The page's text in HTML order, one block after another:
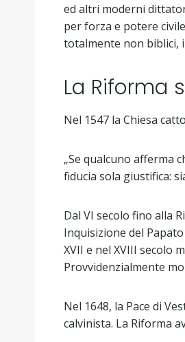
ed altri moderni
per forza e potere
totalmente non biblici,
La Riforma
Nel 1547 la Chiesa
„Se qualcuno afferma
fiducia sola giustifica:
Dal VI secolo fino alla
Inquisizione del
XVII e nel XVIII secolo
Provvidenzialmente
Nel 1648, la Pace di
calvinista. La Riforma